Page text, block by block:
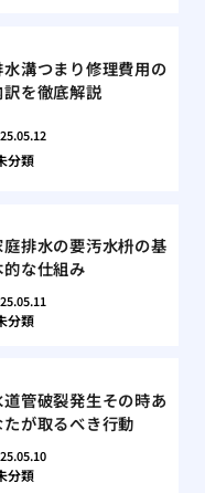
水溝つまり修理費用の
訳を徹底解説
分類
庭排水の要汚水枡の基
的な仕組み
分類
道管破裂発生その時あ
たが取るべき行動
分類